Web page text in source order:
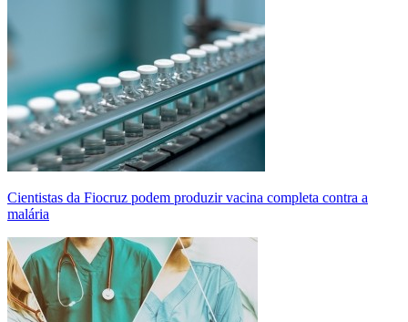
Cientistas da Fiocruz podem produzir vacina completa contra a
malária